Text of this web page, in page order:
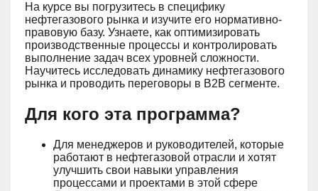
На курсе вы погрузитесь в специфику
нефтегазового рынка и изучите его нормативно-
правовую базу. Узнаете, как оптимизировать
производственные процессы и контролировать
выполнение задач всех уровней сложности.
Научитесь исследовать динамику нефтегазового
рынка и проводить переговоры в B2B сегменте.
Для кого эта программа?
Для менеджеров и руководителей, которые
работают в нефтегазовой отрасли и хотят
улучшить свои навыки управления
процессами и проектами в этой сфере